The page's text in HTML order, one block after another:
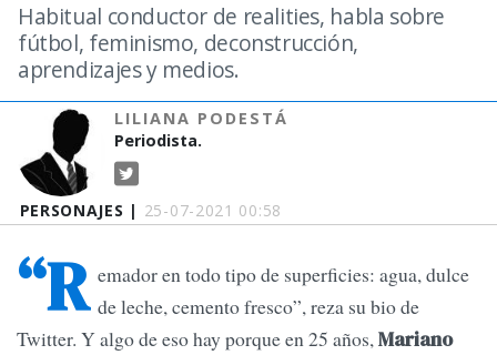
PERSONAJES | 25-07-2021 00:58
Habitual conductor de realities, habla sobre
fútbol, feminismo, deconstrucción,
aprendizajes y medios.
LILIANA PODESTÁ
Periodista.
“R emador en todo tipo de superficies: agua, dulce
de leche, cemento fresco”, reza su bio de
Twitter. Y algo de eso hay porque en 25 años,Mariano